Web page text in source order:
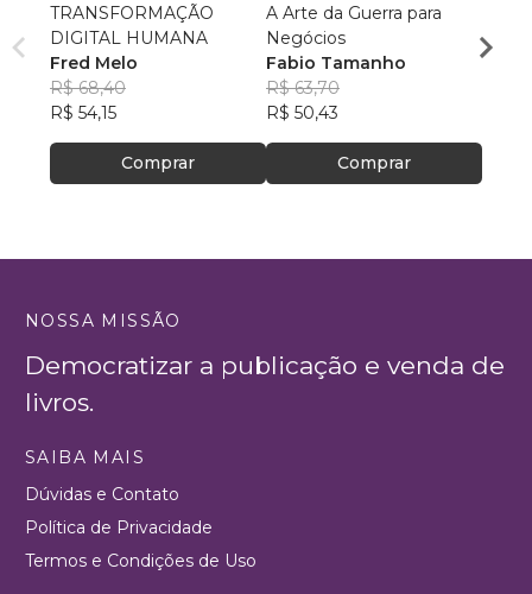
TRANSFORMAÇÃO
DIGITAL HUMANA
Fred Melo
R$ 68,40
R$ 54,15
Comprar
A Arte da Guerra para
Negócios
Fabio Tamanho
R$ 63,70
R$ 50,43
Comprar
em
NOSSA MISSÃO
Democratizar a publicação e venda de
livros.
SAIBA MAIS
Dúvidas e Contato
Política de Privacidade
Termos e Condições de Uso